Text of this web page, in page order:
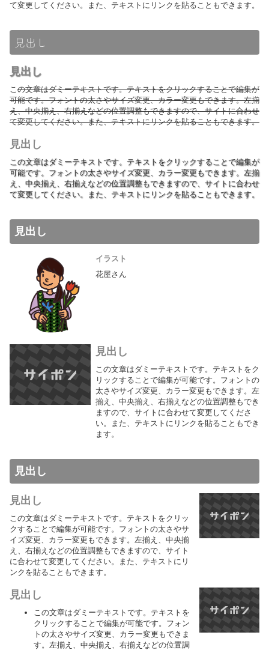
て変更してください。また、テキストにリンクを貼ることもできます。
見出し
見出し
こ の文章はダミーテキストです。テキストをクリックすることで編集が
可能です。フォントの太さやサイズ変更、カラー変更もできます。左揃
え、中央揃え、右揃えなどの位置調整もできますので、サイトに合わせ
て変更してください。また、テキストにリンクを貼ることもできます。
見出し
この文章はダミーテキストです。テキストをクリックすることで編集が
可能です。フォントの太さやサイズ変更、カラー変更もできます。左揃
え、中央揃え、右揃えなどの位置調整もできますので、サイトに合わせ
て変更してください。また、テキストにリンクを貼ることもできます。
見出し
イラスト
花屋さん
見出し
この文章はダミーテキストです。テキストをク
リックすることで編集が可能です。フォントの
太さやサイズ変更、カラー変更もできます。左
揃え、中央揃え、右揃えなどの位置調整もでき
ますので、サイトに合わせて変更してくださ
い。また、テキストにリンクを貼ることもでき
ます。
見出し
見出し
この文章はダミーテキストです。テキストをクリッ
クすることで編集が可能です。フォントの太さやサ
イズ変更、カラー変更もできます。左揃え、中央揃
え、右揃えなどの位置調整もできますので、サイト
に合わせて変更してください。また、テキストにリ
ンクを貼ることもできます。
見出し
この文章はダミーテキストです。テキストを
クリックすることで編集が可能です。フォン
トの太さやサイズ変更、カラー変更もできま
す。左揃え、中央揃え、右揃えなどの位置調